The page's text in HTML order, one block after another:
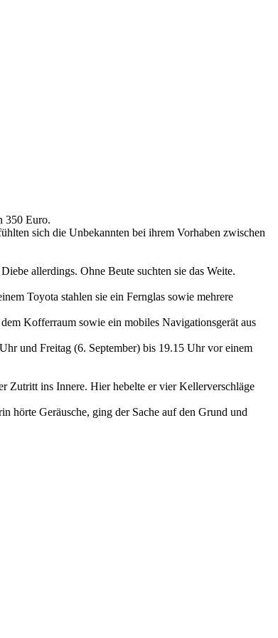
350 Euro.
sich die Unbekannten bei ihrem Vorhaben zwischen
allerdings. Ohne Beute suchten sie das Weite.
Toyota stahlen sie ein Fernglas sowie mehrere
Kofferraum sowie ein mobiles Navigationsgerät aus
und Freitag (6. September) bis 19.15 Uhr vor einem
Zutritt ins Innere. Hier hebelte er vier Kellerverschläge
hörte Geräusche, ging der Sache auf den Grund und